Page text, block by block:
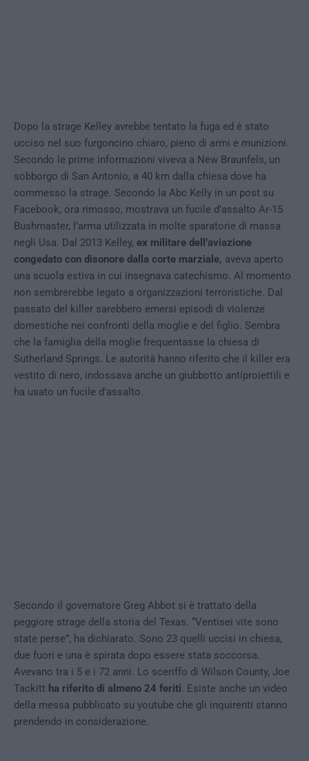
Dopo la strage Kelley avrebbe tentato la fuga ed è stato
ucciso nel suo furgoncino chiaro, pieno di armi e munizioni.
Secondo le prime informazioni viveva a New Braunfels, un
sobborgo di San Antonio, a 40 km dalla chiesa dove ha
commesso la strage. Secondo la Abc Kelly in un post su
Facebook, ora rimosso, mostrava un fucile d’assalto Ar-15
Bushmaster, l’arma utilizzata in molte sparatorie di massa
negli Usa. Dal 2013 Kelley, ex militare dell’aviazione
congedato con disonore dalla corte marziale, aveva aperto
una scuola estiva in cui insegnava catechismo. Al momento
non sembrerebbe legato a organizzazioni terroristiche. Dal
passato del killer sarebbero emersi episodi di violenze
domestiche nei confronti della moglie e del figlio. Sembra
che la famiglia della moglie frequentasse la chiesa di
Sutherland Springs. Le autorità hanno riferito che il killer era
vestito di nero, indossava anche un giubbotto antiproiettili e
ha usato un fucile d’assalto.
Secondo il governatore Greg Abbot si è trattato della
peggiore strage della storia del Texas. “Ventisei vite sono
state perse”, ha dichiarato. Sono 23 quelli uccisi in chiesa,
due fuori e una è spirata dopo essere stata soccorsa.
Avevano tra i 5 e i 72 anni. Lo sceriffo di Wilson County, Joe
Tackitt ha riferito di almeno 24 feriti . Esiste anche un video
della messa pubblicato su youtube che gli inquirenti stanno
prendendo in considerazione.